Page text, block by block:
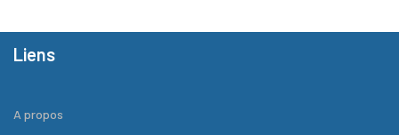
Liens
A propos